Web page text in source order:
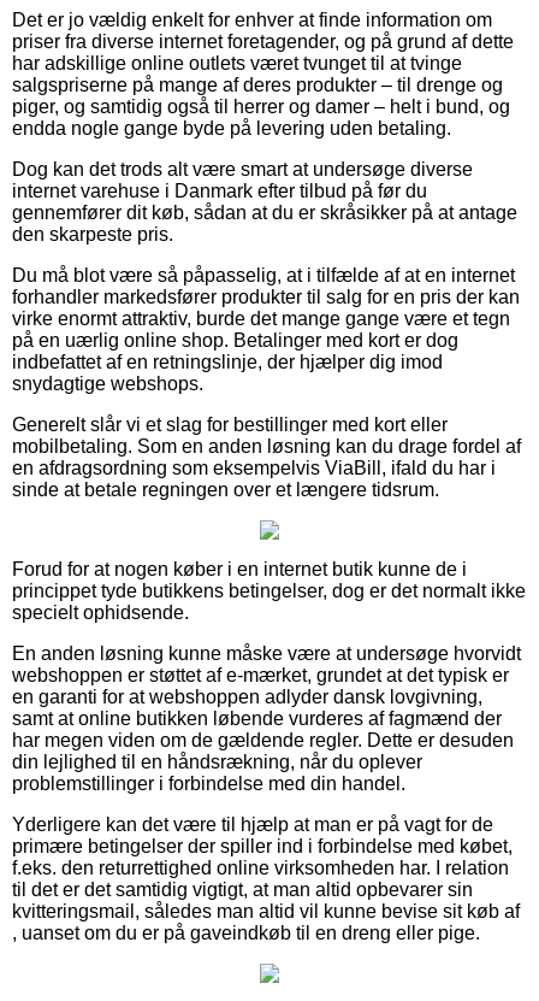
Det er jo vældig enkelt for enhver at finde information om
priser fra diverse internet foretagender, og på grund af dette
har adskillige online outlets været tvunget til at tvinge
salgspriserne på mange af deres produkter – til drenge og
piger, og samtidig også til herrer og damer – helt i bund, og
endda nogle gange byde på levering uden betaling.
Dog kan det trods alt være smart at undersøge diverse
internet varehuse i Danmark efter tilbud på før du
gennemfører dit køb, sådan at du er skråsikker på at antage
den skarpeste pris.
Du må blot være så påpasselig, at i tilfælde af at en internet
forhandler markedsfører produkter til salg for en pris der kan
virke enormt attraktiv, burde det mange gange være et tegn
på en uærlig online shop. Betalinger med kort er dog
indbefattet af en retningslinje, der hjælper dig imod
snydagtige webshops.
Generelt slår vi et slag for bestillinger med kort eller
mobilbetaling. Som en anden løsning kan du drage fordel af
en afdragsordning som eksempelvis ViaBill, ifald du har i
sinde at betale regningen over et længere tidsrum.
Forud for at nogen køber i en internet butik kunne de i
princippet tyde butikkens betingelser, dog er det normalt ikke
specielt ophidsende.
En anden løsning kunne måske være at undersøge hvorvidt
webshoppen er støttet af e-mærket, grundet at det typisk er
en garanti for at webshoppen adlyder dansk lovgivning,
samt at online butikken løbende vurderes af fagmænd der
har megen viden om de gældende regler. Dette er desuden
din lejlighed til en håndsrækning, når du oplever
problemstillinger i forbindelse med din handel.
Yderligere kan det være til hjælp at man er på vagt for de
primære betingelser der spiller ind i forbindelse med købet,
f.eks. den returrettighed online virksomheden har. I relation
til det er det samtidig vigtigt, at man altid opbevarer sin
kvitteringsmail, således man altid vil kunne bevise sit køb af
, uanset om du er på gaveindkøb til en dreng eller pige.